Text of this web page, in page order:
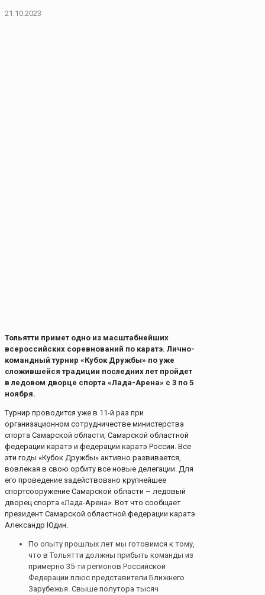
21.10.2023
Тольятти примет одно из масштабнейших
всероссийских соревнований по каратэ. Лично-
командный турнир «Кубок Дружбы» по уже
сложившейся традиции последних лет пройдет
в ледовом дворце спорта «Лада-Арена» с 3 по 5
ноября.
Турнир проводится уже в 11-й раз при
организационном сотрудничестве министерства
спорта Самарской области, Самарской областной
федерации каратэ и федерации каратэ России. Все
эти годы «Кубок Дружбы» активно развивается,
вовлекая в свою орбиту все новые делегации. Для
его проведение задействовано крупнейшее
спортсооружение Самарской области – ледовый
дворец спорта «Лада-Арена». Вот что сообщает
президент Самарской областной федерации каратэ
Александр Юдин.
По опыту прошлых лет мы готовимся к тому,
что в Тольятти должны прибыть команды из
примерно 35-ти регионов Российской
Федерации плюс представители Ближнего
Зарубежья. Свыше полутора тысяч